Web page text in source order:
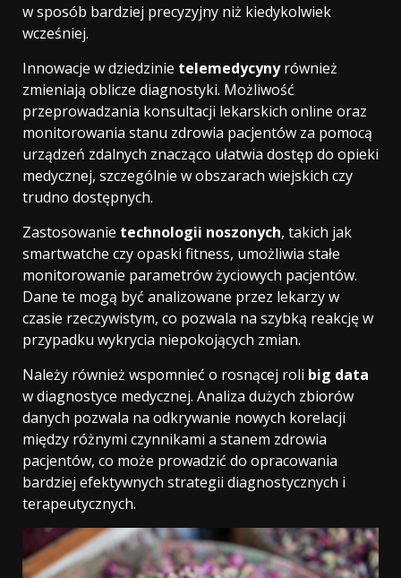
w sposób bardziej precyzyjny niż kiedykolwiek
wcześniej.
Innowacje w dziedzinie telemedycynyrównież
zmieniają oblicze diagnostyki. Możliwość
przeprowadzania konsultacji lekarskich online oraz
monitorowania stanu zdrowia pacjentów za pomocą
urządzeń zdalnych znacząco ułatwia dostęp do opieki
medycznej, szczególnie w obszarach wiejskich czy
trudno dostępnych.
Zastosowanie technologii noszonych, takich jak
smartwatche czy opaski fitness, umożliwia stałe
monitorowanie parametrów życiowych pacjentów.
Dane te mogą być analizowane przez lekarzy w
czasie rzeczywistym, co pozwala na szybką reakcję w
przypadku wykrycia niepokojących zmian.
Należy również wspomnieć o rosnącej roli big data
w diagnostyce medycznej. Analiza dużych zbiorów
danych pozwala na odkrywanie nowych korelacji
między różnymi czynnikami a stanem zdrowia
pacjentów, co może prowadzić do opracowania
bardziej efektywnych strategii diagnostycznych i
terapeutycznych.